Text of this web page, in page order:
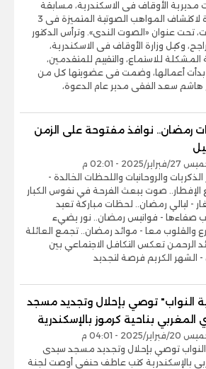
مديرية الأوقاف فى الاسكندرية، مسابقة
جديدة لاكتشاف المواهب الصوتية المتميزة فى 3
تحت عنوان «الصوت الندى». وترأس الدكتور
وكيل وزارة الأوقاف فى الاسكندرية،
المشكلة للاستماع، والتقييم للمتقدمين،
بدأت أعمالها، وضمت فى عضويتها كل من
هاشم سعد الفقى مدير عام الدعوة،
رمضان.. نوافذ مفتوحة على الزمن
2025 - 02:01 م
والروحانيات واللحظات الخالدة -
صوت يبعث الفرحة في نفوس الكبار
- ليالي رمضان.. لحظات مباركة تعيد
صفاءها - فوانيس رمضان.. نور يضيء
والقلوب معا - موائد رمضان.. تجمع العائلة
الرحمن تعكس التكافل الاجتماعي بين
- الشهر الكريم فرصة لتجديد
النواب" توصي بإحلال وتجديد مسجد
بناحية كرموز بالإسكندرية
2025 - 04:01 م
النواب توصي بإحلال وتجديد مسجد سيدى
بالإسكندرية كتب عاطف حنفي أوصت لجنة